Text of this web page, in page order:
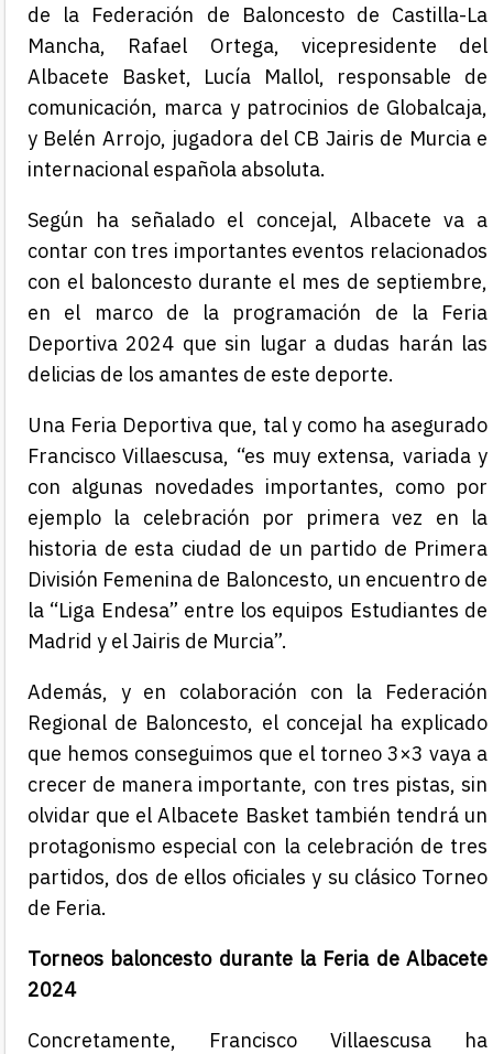
de la Federación de Baloncesto de Castilla-La
Mancha, Rafael Ortega, vicepresidente del
Albacete Basket, Lucía Mallol, responsable de
comunicación, marca y patrocinios de Globalcaja,
y Belén Arrojo, jugadora del CB Jairis de Murcia e
internacional española absoluta.
Según ha señalado el concejal, Albacete va a
contar con tres importantes eventos relacionados
con el baloncesto durante el mes de septiembre,
en el marco de la programación de la Feria
Deportiva 2024 que sin lugar a dudas harán las
delicias de los amantes de este deporte.
Una Feria Deportiva que, tal y como ha asegurado
Francisco Villaescusa, “es muy extensa, variada y
con algunas novedades importantes, como por
ejemplo la celebración por primera vez en la
historia de esta ciudad de un partido de Primera
División Femenina de Baloncesto, un encuentro de
la “Liga Endesa” entre los equipos Estudiantes de
Madrid y el Jairis de Murcia”.
Además, y en colaboración con la Federación
Regional de Baloncesto, el concejal ha explicado
que hemos conseguimos que el torneo 3×3 vaya a
crecer de manera importante, con tres pistas, sin
olvidar que el Albacete Basket también tendrá un
protagonismo especial con la celebración de tres
partidos, dos de ellos oficiales y su clásico Torneo
de Feria.
Torneos baloncesto durante la Feria de Albacete
2024
Concretamente, Francisco Villaescusa ha